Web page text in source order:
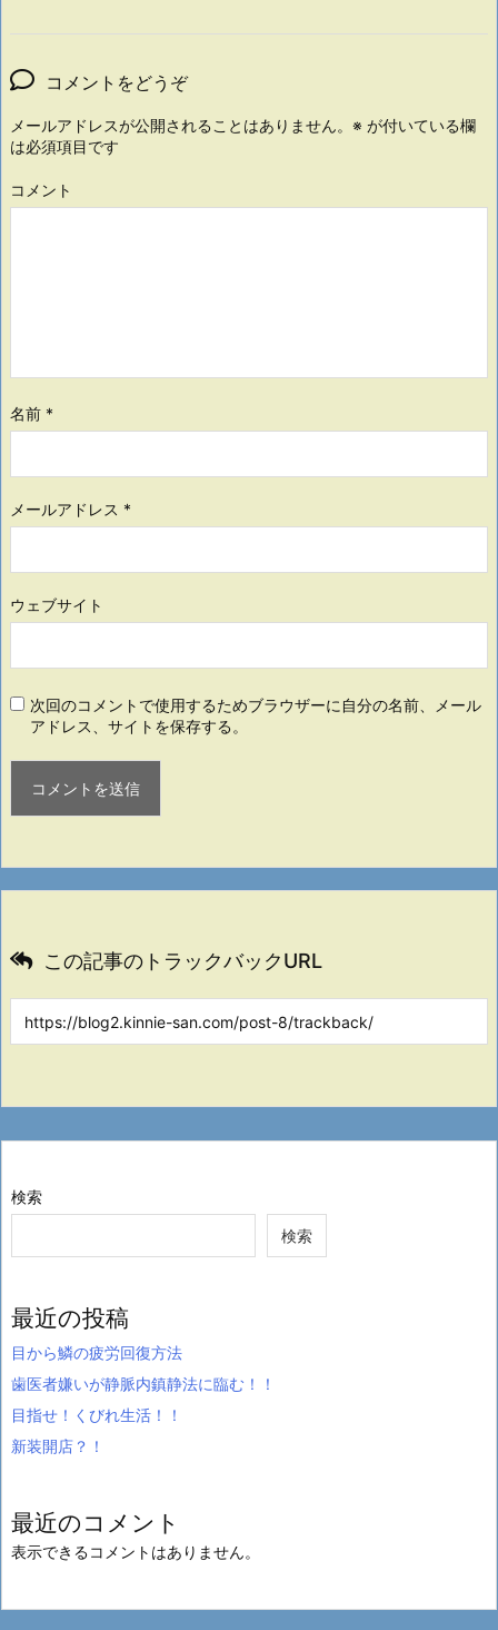
コメントをどうぞ
メールアドレスが公開されることはありません。 ※ が付いている欄
は必須項目です
コメント
名前 *
メールアドレス *
ウェブサイト
次回のコメントで使用するためブラウザーに自分の名前、メール
アドレス、サイトを保存する。
この記事のトラックバックURL
検索
検索
最近の投稿
目から鱗の疲労回復方法
歯医者嫌いが静脈内鎮静法に臨む！！
目指せ！くびれ生活！！
新装開店？！
最近のコメント
表示できるコメントはありません。